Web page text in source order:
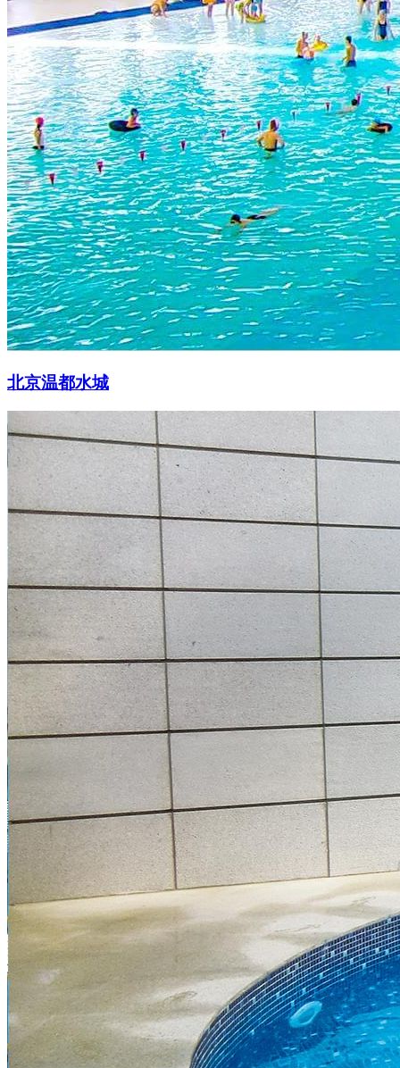
北京温都水城